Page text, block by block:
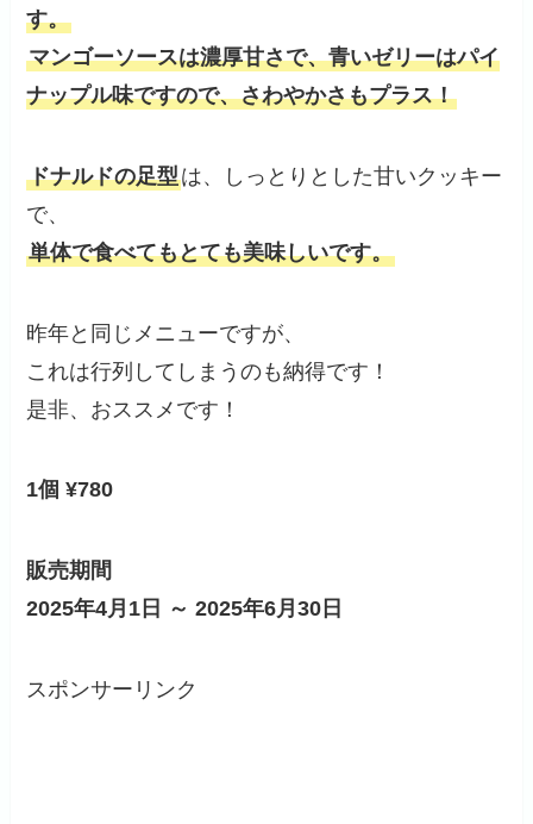
す。
マンゴーソースは濃厚甘さで、青いゼリーはパイ
ナップル味ですので、さわやかさもプラス！
ドナルドの足型は、しっとりとした甘いクッキー
で、
単体で食べてもとても美味しいです。
昨年と同じメニューですが、
これは行列してしまうのも納得です！
是非、おススメです！
1個 ¥780
販売期間
2025年4月1日 ～ 2025年6月30日
スポンサーリンク